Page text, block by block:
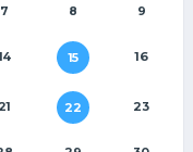
7 8 9
15 16
21 22 23